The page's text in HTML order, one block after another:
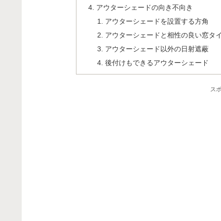
アウターシェードの向き不向き
アウターシェードを設置する方角
アウターシェードと相性の良い窓タ
アウターシェード以外の日射遮蔽
後付けもできるアウターシェード
ス